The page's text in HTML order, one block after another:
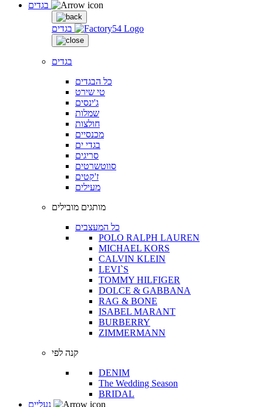
בגדים
בגדים
כל הבגדים
טי שירט
ג'ינסים
שמלות
חולצות
מכנסיים
בגדי ים
סריגים
סווטשרטים
ז'קטים
מעילים
מותגים מובילים
כל המעצבים
POLO RALPH LAUREN
MICHAEL KORS
CALVIN KLEIN
LEVI`S
TOMMY HILFIGER
DOLCE & GABBANA
RAG & BONE
ISABEL MARANT
BURBERRY
ZIMMERMANN
קנה לפי
DENIM
The Wedding Season
BRIDAL